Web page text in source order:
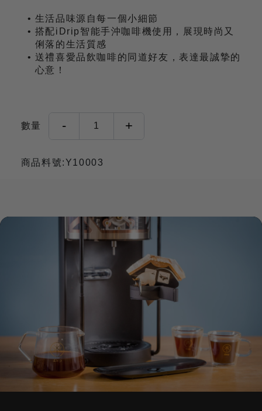
生活品味源自每一個小細節
搭配iDrip智能手沖咖啡機使用，展現時尚又
俐落的生活質感
送禮喜愛品飲咖啡的同道好友，表達最誠摯的
心意！
數量 - 1 +
商品料號:Y10003